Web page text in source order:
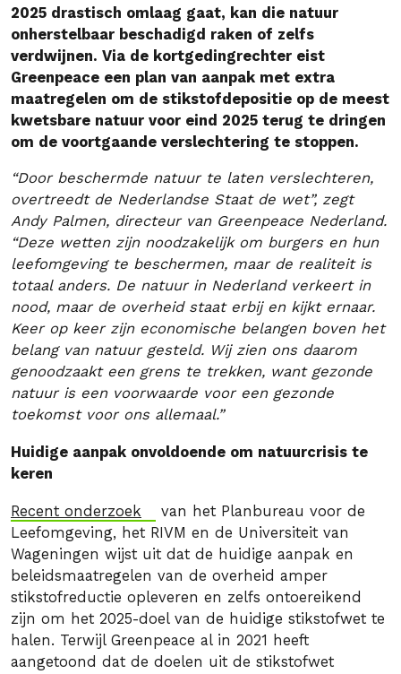
2025 drastisch omlaag gaat, kan die natuur
onherstelbaar beschadigd raken of zelfs
verdwijnen. Via de kortgedingrechter eist
Greenpeace een plan van aanpak met extra
maatregelen om de stikstofdepositie op de meest
kwetsbare natuur voor eind 2025 terug te dringen
om de voortgaande verslechtering te stoppen.
“Door beschermde natuur te laten verslechteren,
overtreedt de Nederlandse Staat de wet”, zegt
Andy Palmen, directeur van Greenpeace Nederland.
“Deze wetten zijn noodzakelijk om burgers en hun
leefomgeving te beschermen, maar de realiteit is
totaal anders. De natuur in Nederland verkeert in
nood, maar de overheid staat erbij en kijkt ernaar.
Keer op keer zijn economische belangen boven het
belang van natuur gesteld. Wij zien ons daarom
genoodzaakt een grens te trekken, want gezonde
natuur is een voorwaarde voor een gezonde
toekomst voor ons allemaal.”
Huidige aanpak onvoldoende om natuurcrisis te
keren
Recent onderzoek
van het Planbureau voor de
Leefomgeving, het RIVM en de Universiteit van
Wageningen wijst uit dat de huidige aanpak en
beleidsmaatregelen van de overheid amper
stikstofreductie opleveren en zelfs ontoereikend
zijn om het 2025-doel van de huidige stikstofwet te
halen. Terwijl Greenpeace al in 2021 heeft
aangetoond dat de doelen uit de stikstofwet